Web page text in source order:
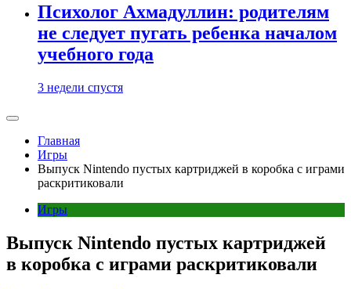
Психолог Ахмадуллин: родителям
не следует пугать ребенка началом
учебного года
3 недели спустя
Главная
Игры
Выпуск Nintendo пустых картриджей в коробка с играми
раскритиковали
Игры
Выпуск Nintendo пустых картриджей
в коробка с играми раскритиковали